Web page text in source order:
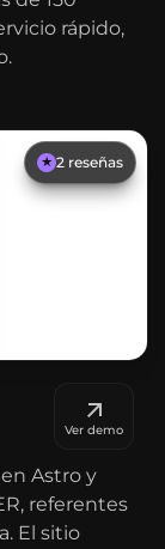
rápido,
★ 2 reseñas
Ver demo
Astro y
referentes
El sitio